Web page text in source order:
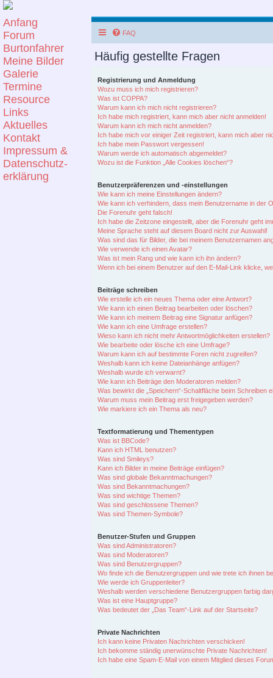
Anfang
Forum
Burtonfahrer
Meine Bilder
Galerie
Termine
Resource
Links
Aktuelles
Kontakt
Impressum &
Datenschutz-
erklärung
FAQ
Häufig gestellte Fragen
Registrierung und Anmeldung
Wozu muss ich mich registrieren?
Was ist COPPA?
Warum kann ich mich nicht registrieren?
Ich habe mich registriert, kann mich aber nicht anmelden!
Warum kann ich mich nicht anmelden?
Ich habe mich vor einiger Zeit registriert, kann mich aber
Ich habe mein Passwort vergessen!
Warum werde ich automatisch abgemeldet?
Wozu ist die Funktion „Alle Cookies löschen“?
Benutzerpräferenzen und -einstellungen
Wie kann ich meine Einstellungen ändern?
Wie kann ich verhindern, dass mein Benutzername in der
Die Forenuhr geht falsch!
Ich habe die Zeitzone eingestellt, aber die Forenuhr geht
Meine Sprache steht auf diesem Board nicht zur Auswahl!
Was sind das für Bilder, die bei meinem Benutzernamen
Wie verwende ich einen Avatar?
Was ist mein Rang und wie kann ich ihn ändern?
Wenn ich bei einem Benutzer auf den E-Mail-Link klicke,
Beiträge schreiben
Wie erstelle ich ein neues Thema oder eine Antwort?
Wie kann ich einen Beitrag bearbeiten oder löschen?
Wie kann ich meinem Beitrag eine Signatur anfügen?
Wie kann ich eine Umfrage erstellen?
Wieso kann ich nicht mehr Antwortmöglichkeiten erstellen?
Wie bearbeite oder lösche ich eine Umfrage?
Warum kann ich auf bestimmte Foren nicht zugreifen?
Weshalb kann ich keine Dateianhänge anfügen?
Weshalb wurde ich verwarnt?
Wie kann ich Beiträge den Moderatoren melden?
Was bewirkt die „Speichern“-Schaltfläche beim Schreiben
Warum muss mein Beitrag erst freigegeben werden?
Wie markiere ich ein Thema als neu?
Textformatierung und Thementypen
Was ist BBCode?
Kann ich HTML benutzen?
Was sind Smileys?
Kann ich Bilder in meine Beiträge einfügen?
Was sind globale Bekanntmachungen?
Was sind Bekanntmachungen?
Was sind wichtige Themen?
Was sind geschlossene Themen?
Was sind Themen-Symbole?
Benutzer-Stufen und Gruppen
Was sind Administratoren?
Was sind Moderatoren?
Was sind Benutzergruppen?
Wo finde ich die Benutzergruppen und wie trete ich ihnen
Wie werde ich Gruppenleiter?
Weshalb werden verschiedene Benutzergruppen farbig
Was ist eine Hauptgruppe?
Was bedeutet der „Das Team“-Link auf der Startseite?
Private Nachrichten
Ich kann keine Privaten Nachrichten verschicken!
Ich bekomme ständig unerwünschte Private Nachrichten!
Ich habe eine Spam-E-Mail von einem Mitglied dieses